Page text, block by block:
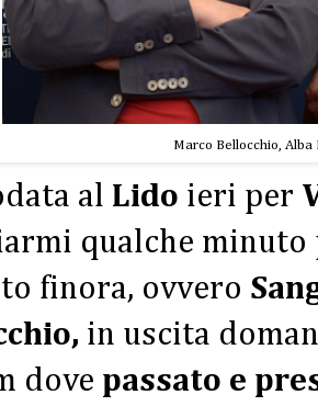
Marco Bellocchio, Alba
al Lido ieri per
qualche minuto
finora, ovvero
in uscita
dove passato e